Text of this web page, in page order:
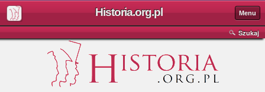
Historia.org.pl Menu
Szukaj